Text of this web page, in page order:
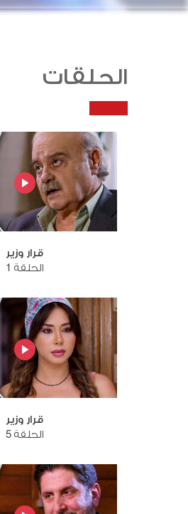
الحلقات
قرار وزير
الحلقة 1
قرار وزير
الحلقة 5